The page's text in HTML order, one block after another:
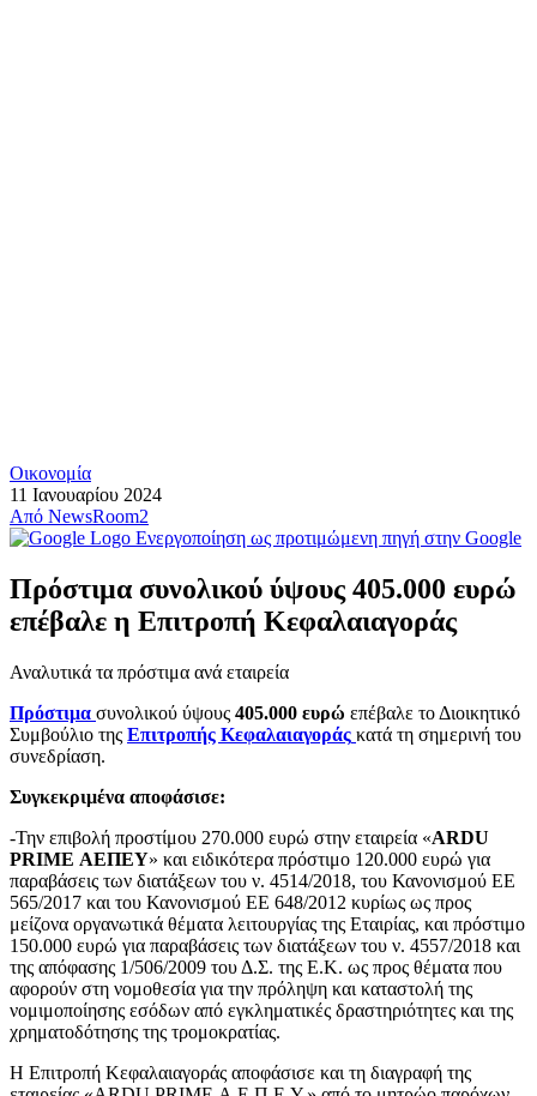
Οικονομία
11 Ιανουαρίου 2024
Από NewsRoom2
Ενεργοποίηση ως προτιμώμενη πηγή στην Google
Πρόστιμα συνολικού ύψους 405.000 ευρώ
επέβαλε η Επιτροπή Κεφαλαιαγοράς
Αναλυτικά τα πρόστιμα ανά εταιρεία
Πρόστιμα συνολικού ύψους 405.000 ευρώ επέβαλε το Διοικητικό
Συμβούλιο της Επιτροπής Κεφαλαιαγοράς κατά τη σημερινή του
συνεδρίαση.
Συγκεκριμένα αποφάσισε:
-Την επιβολή προστίμου 270.000 ευρώ στην εταιρεία «ARDU
PRIME ΑΕΠΕΥ» και ειδικότερα πρόστιμο 120.000 ευρώ για
παραβάσεις των διατάξεων του ν. 4514/2018, του Κανονισμού ΕΕ
565/2017 και του Κανονισμού ΕΕ 648/2012 κυρίως ως προς
μείζονα οργανωτικά θέματα λειτουργίας της Εταιρίας, και πρόστιμο
150.000 ευρώ για παραβάσεις των διατάξεων του ν. 4557/2018 και
της απόφασης 1/506/2009 του Δ.Σ. της Ε.Κ. ως προς θέματα που
αφορούν στη νομοθεσία για την πρόληψη και καταστολή της
νομιμοποίησης εσόδων από εγκληματικές δραστηριότητες και της
χρηματοδότησης της τρομοκρατίας.
Η Επιτροπή Κεφαλαιαγοράς αποφάσισε και τη διαγραφή της